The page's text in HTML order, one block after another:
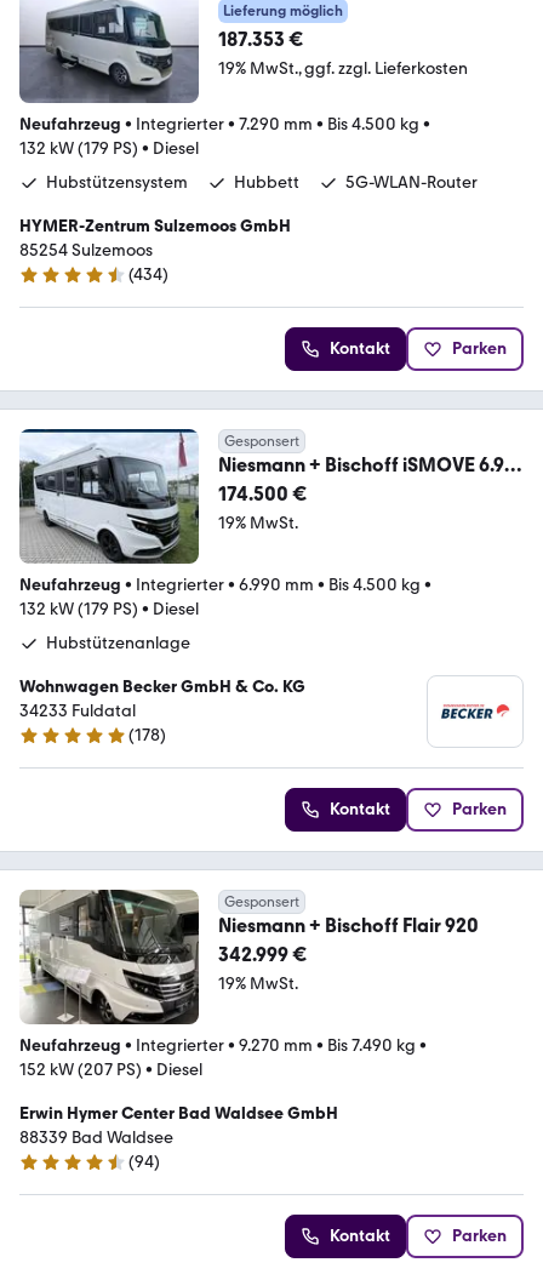
Lieferung möglich
187.353 €
19% MwSt. ggf. zzgl. Lieferkosten
Neufahrzeug • Integrierter• 7.290 mm • Bis 4.500 kg •
132 kW (179 PS) • Diesel
Hubstützensystem
Hubbett 5G-WLAN-Router
HYMER-Zentrum Sulzemoos GmbH
85254 Sulzemoos
4.7 Sterne
(434)
Kontakt Parken
Gesponsert
Niesmann + Bischoff iSMOVE 6.9 E
sofort verfügbar!
174.500 €
19% MwSt.
Neufahrzeug • Integrierter• 6.990 mm • Bis 4.500 kg •
132 kW (179 PS) • Diesel
Hubstützenanlage
Wohnwagen Becker GmbH & Co. KG
34233 Fuldatal
5 Sterne
(178)
Kontakt Parken
Gesponsert
Niesmann + Bischoff Flair 920
342.999 €
19% MwSt.
Neufahrzeug • Integrierter• 9.270 mm • Bis 7.490 kg •
152 kW (207 PS) • Diesel
Erwin Hymer Center Bad Waldsee GmbH
88339 Bad Waldsee
4.5 Sterne
(94)
Kontakt Parken